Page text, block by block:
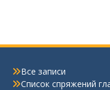
Все записи
Список спряжений